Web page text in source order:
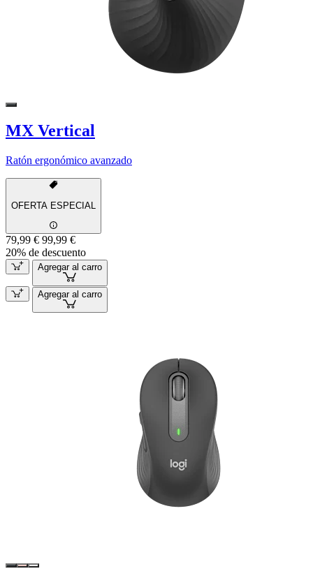
MX Vertical
Ratón ergonómico avanzado
OFERTA ESPECIAL
79,99 € 99,99 €
20% de descuento
Agregar al carro
Agregar al carro